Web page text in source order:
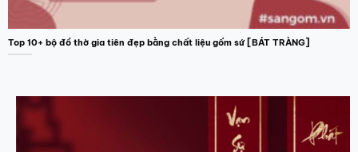
Top 10+ bộ đồ thờ gia tiên đẹp bằng chất liệu gốm sứ [BÁT TRÀNG]